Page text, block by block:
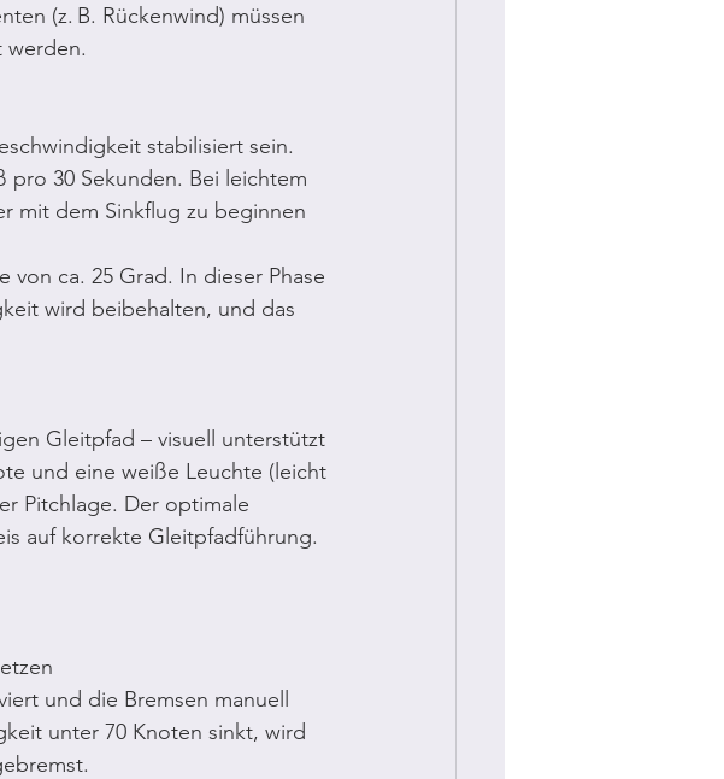
(z. B. Rückenwind) müssen
werden.
stabilisiert sein.
pro 30 Sekunden. Bei leichtem
mit dem Sinkflug zu beginnen
von ca. 25 Grad. In dieser Phase
wird beibehalten, und das
Gleitpfad – visuell unterstützt
und eine weiße Leuchte (leicht
Pitchlage. Der optimale
auf korrekte Gleitpfadführung.
und die Bremsen manuell
unter 70 Knoten sinkt, wird